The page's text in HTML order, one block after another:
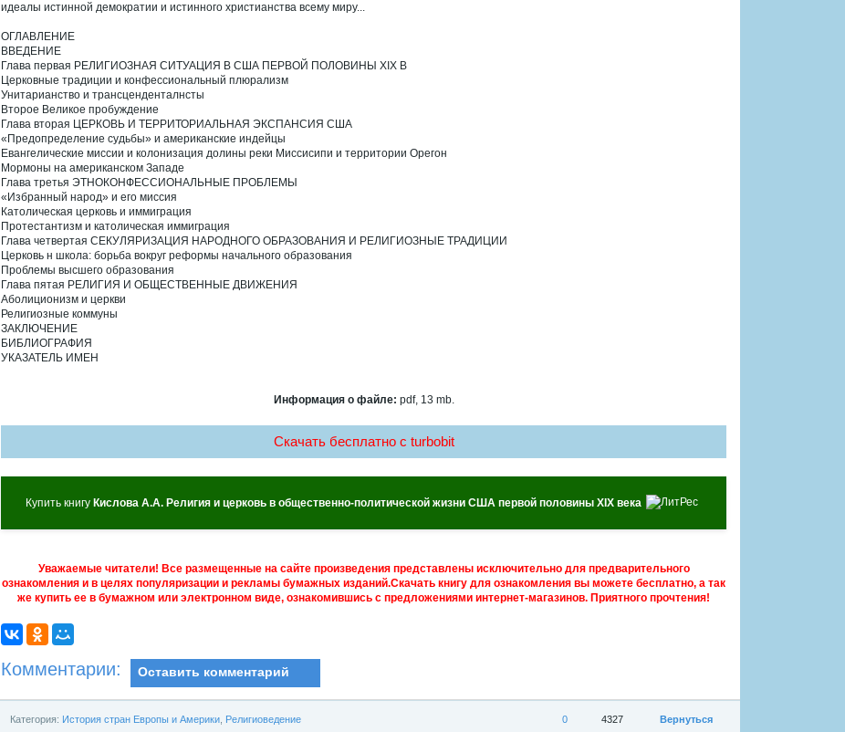
идеалы истинной демократии и истинного христианства всему миру...
ОГЛАВЛЕНИЕ
ВВЕДЕНИЕ
Глава первая РЕЛИГИОЗНАЯ СИТУАЦИЯ В США ПЕРВОЙ ПОЛОВИНЫ XIX В
Церковные традиции и конфессиональный плюрализм
Унитарианство и трансценденталнсты
Второе Великое пробуждение
Глава вторая ЦЕРКОВЬ И ТЕРРИТОРИАЛЬНАЯ ЭКСПАНСИЯ США
«Предопределение судьбы» и американские индейцы
Евангелические миссии и колонизация долины реки Миссисипи и территории Орегон
Мормоны на американском Западе
Глава третья ЭТНОКОНФЕССИОНАЛЬНЫЕ ПРОБЛЕМЫ
«Избранный народ» и его миссия
Католическая церковь и иммиграция
Протестантизм и католическая иммиграция
Глава четвертая СЕКУЛЯРИЗАЦИЯ НАРОДНОГО ОБРАЗОВАНИЯ И РЕЛИГИОЗНЫЕ ТРАДИЦИИ
Церковь н школа: борьба вокруг реформы начального образования
Проблемы высшего образования
Глава пятая РЕЛИГИЯ И ОБЩЕСТВЕННЫЕ ДВИЖЕНИЯ
Аболиционизм и церкви
Религиозные коммуны
ЗАКЛЮЧЕНИЕ
БИБЛИОГРАФИЯ
УКАЗАТЕЛЬ ИМЕН
Информация о файле: pdf, 13 mb.
Скачать бесплатно c turbobit
Купить книгу Кислова А.А. Религия и церковь в общественно-политической жизни США первой половины XIX века
Уважаемые читатели! Все размещенные на сайте произведения представлены исключительно для предварительного
ознакомления и в целях популяризации и рекламы бумажных изданий.Скачать книгу для ознакомления вы можете бесплатно, а так
же купить ее в бумажном или электронном виде, ознакомившись с предложениями интернет-магазинов. Приятного прочтения!
Комментарии: Оставить комментарий
Вернуться
4327
0
Категория: История стран Европы и Америки Религиоведение